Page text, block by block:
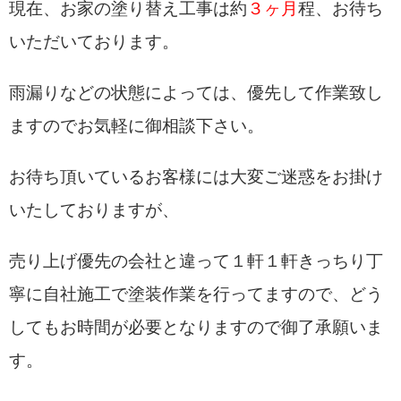
現在、お家の塗り替え工事は約 ３ ヶ月 程、お待ち
いただいております。
雨漏りなどの状態によっては、優先して作業致し
ますのでお気軽に御相談下さい。
お待ち頂いているお客様には大変ご迷惑をお掛け
いたしておりますが、
売り上げ優先の会社と違って１軒１軒きっちり丁
寧に自社施工で塗装作業を行ってますので、どう
してもお時間が必要となりますので御了承願いま
す。